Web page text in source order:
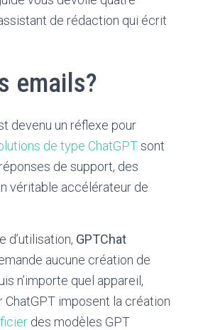
de rédaction qui écrit
emails?
devenu un réflexe pour
de type ChatGPTsont
de support, des
véritable accélérateur de
d’utilisation, GPTChat
aucune création de
n’importe quel appareil,
imposent la création
des modèles GPT